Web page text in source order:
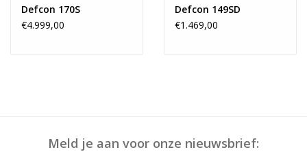
Defcon 170S
€4.999,00
Defcon 149SD
€1.469,00
Meld je aan voor onze nieuwsbrief: